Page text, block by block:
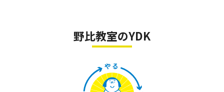
野比教室のYDK